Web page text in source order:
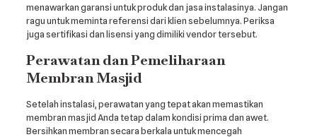
menawarkan garansi untuk produk dan jasa instalasinya. Jangan
ragu untuk meminta referensi dari klien sebelumnya. Periksa
juga sertifikasi dan lisensi yang dimiliki vendor tersebut.
Perawatan dan Pemeliharaan
Membran Masjid
Setelah instalasi, perawatan yang tepat akan memastikan
membran masjid Anda tetap dalam kondisi prima dan awet.
Bersihkan membran secara berkala untuk mencegah